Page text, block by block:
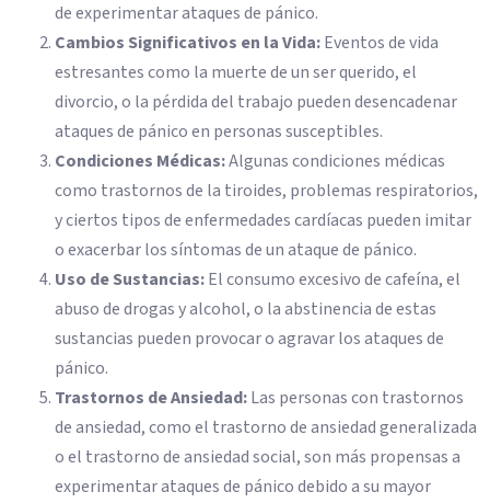
de experimentar ataques de pánico.
Cambios Significativos en la Vida:Eventos de vida
estresantes como la muerte de un ser querido, el
divorcio, o la pérdida del trabajo pueden desencadenar
ataques de pánico en personas susceptibles.
Condiciones Médicas:Algunas condiciones médicas
como trastornos de la tiroides, problemas respiratorios,
y ciertos tipos de enfermedades cardíacas pueden imitar
o exacerbar los síntomas de un ataque de pánico.
Uso de Sustancias:El consumo excesivo de cafeína, el
abuso de drogas y alcohol, o la abstinencia de estas
sustancias pueden provocar o agravar los ataques de
pánico.
Trastornos de Ansiedad:Las personas con trastornos
de ansiedad, como el trastorno de ansiedad generalizada
o el trastorno de ansiedad social, son más propensas a
experimentar ataques de pánico debido a su mayor